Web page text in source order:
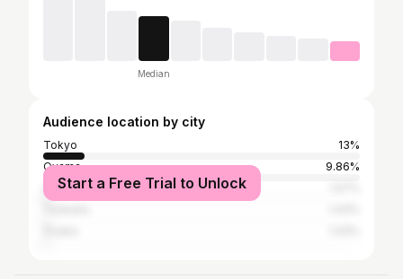
Median
Audience location by city
Tokyo
13%
Oyama
9.86%
OtaStart a Free Trial to Unlock